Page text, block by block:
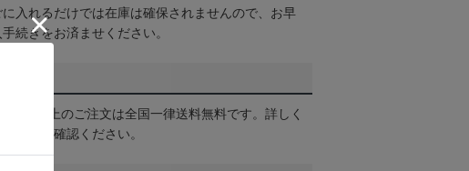
入れるだけでは在庫は確保されませんので、お早
続きをお済ませください。
込）以上のご注文は全国一律送料無料です。詳しく
をご確認ください。